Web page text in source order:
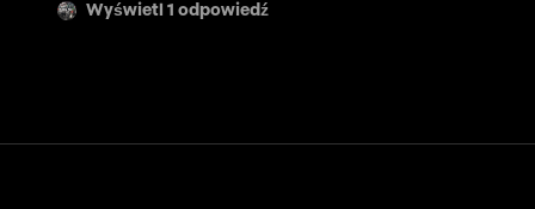
Wyświetl 1 odpowiedź